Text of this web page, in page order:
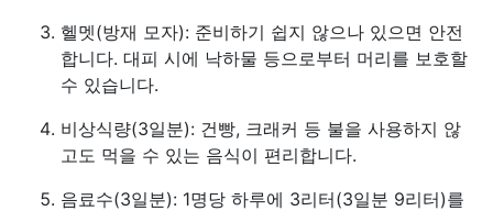
헬멧(방재 모자): 준비하기 쉽지 않으나 있으면 안전
합니다. 대피 시에 낙하물 등으로부터 머리를 보호할
수 있습니다.
비상식량(3일분): 건빵, 크래커 등 불을 사용하지 않
고도 먹을 수 있는 음식이 편리합니다.
음료수(3일분): 1명당 하루에 3리터(3일분 9리터)를